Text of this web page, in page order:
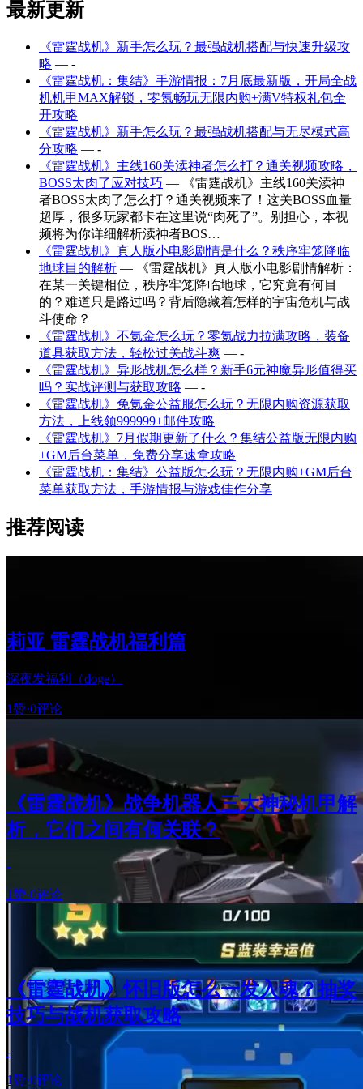
最新更新
《雷霆战机》新手怎么玩？最强战机搭配与快速升级攻
略 — -
《雷霆战机：集结》手游情报：7月底最新版，开局全战
机机甲MAX解锁，零氪畅玩无限内购+满V特权礼包全
开攻略
《雷霆战机》新手怎么玩？最强战机搭配与无尽模式高
分攻略 — -
《雷霆战机》主线160关渎神者怎么打？通关视频攻略，
BOSS太肉了应对技巧 — 《雷霆战机》主线160关渎神
者BOSS太肉了怎么打？通关视频来了！这关BOSS血量
超厚，很多玩家都卡在这里说“肉死了”。别担心，本视
频将为你详细解析渎神者BOS…
《雷霆战机》真人版小电影剧情是什么？秩序牢笼降临
地球目的解析 — 《雷霆战机》真人版小电影剧情解析：
在某一关键相位，秩序牢笼降临地球，它究竟有何目
的？难道只是路过吗？背后隐藏着怎样的宇宙危机与战
斗使命？
《雷霆战机》不氪金怎么玩？零氪战力拉满攻略，装备
道具获取方法，轻松过关战斗爽 — -
《雷霆战机》异形战机怎么样？新手6元神魔异形值得买
吗？实战评测与获取攻略 — -
《雷霆战机》免氪金公益服怎么玩？无限内购资源获取
方法，上线领999999+邮件攻略
《雷霆战机》7月假期更新了什么？集结公益版无限内购
+GM后台菜单，免费分享速拿攻略
《雷霆战机：集结》公益版怎么玩？无限内购+GM后台
菜单获取方法，手游情报与游戏佳作分享
推荐阅读
莉亚 雷霆战机福利篇
深夜发福利（doge）
1赞·0评论
《雷霆战机》战争机器人三大神秘机甲解
析，它们之间有何关联？
-
1赞·0评论
《雷霆战机》怀旧版怎么一发入魂？抽奖
技巧与战机获取攻略
-
1赞·0评论